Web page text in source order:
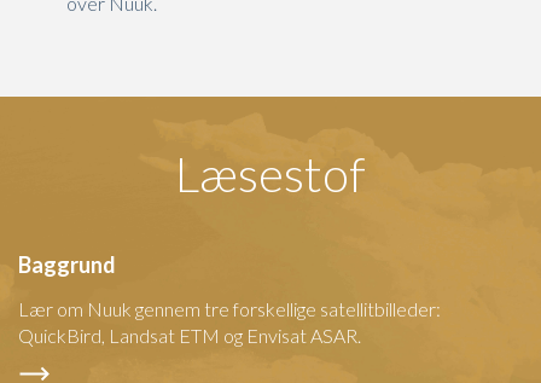
Læsestof
Baggrund
Lær om Nuuk gennem tre forskellige satellitbilleder:
QuickBird, Landsat ETM og Envisat ASAR.